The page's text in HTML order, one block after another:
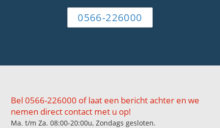
0566-226000
Bel 0566-226000 of laat een bericht achter en we
nemen direct contact met u op!
Ma. t/m Za. 08:00-20:00u, Zondags gesloten.